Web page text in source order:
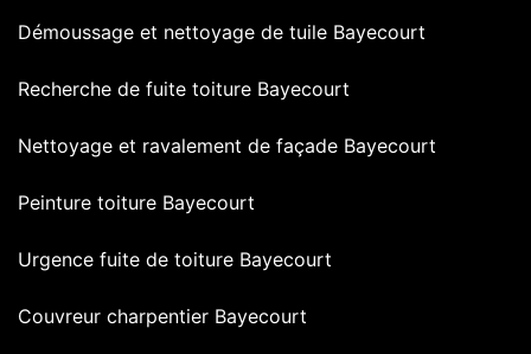
Démoussage et nettoyage de tuile Bayecourt
Recherche de fuite toiture Bayecourt
Nettoyage et ravalement de façade Bayecourt
Peinture toiture Bayecourt
Urgence fuite de toiture Bayecourt
Couvreur charpentier Bayecourt